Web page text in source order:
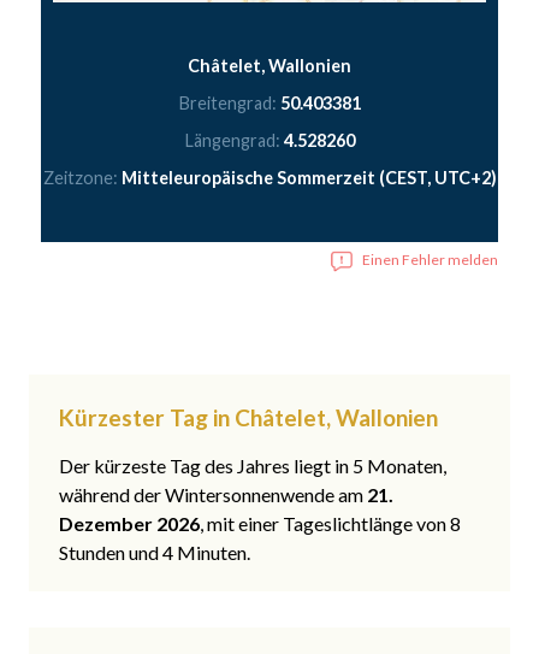
Châtelet, Wallonien
Breitengrad: 50.403381
Längengrad: 4.528260
Zeitzone: Mitteleuropäische Sommerzeit (CEST, UTC+2)
Einen Fehler melden
Kürzester Tag in Châtelet, Wallonien
Der kürzeste Tag des Jahres liegt in 5 Monaten,
während der Wintersonnenwende am 21.
Dezember 2026, mit einer Tageslichtlänge von 8
Stunden und 4 Minuten.